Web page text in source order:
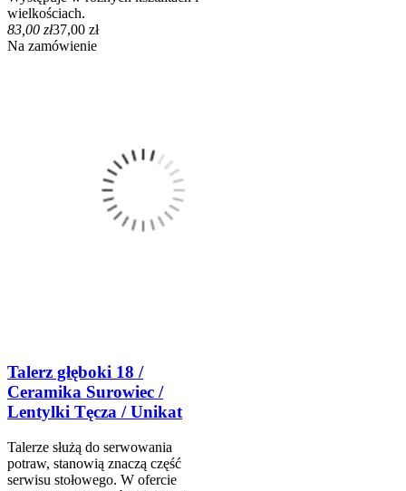
wielkościach.
83,00 zł37,00 zł
Na zamówienie
Talerz głęboki 18 /
Ceramika Surowiec /
Lentylki Tęcza / Unikat
Talerze służą do serwowania
potraw, stanowią znaczą część
serwisu stołowego. W ofercie